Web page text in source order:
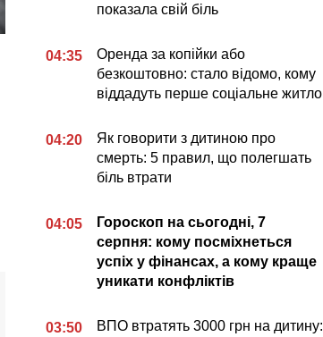
показала свій біль
04:35
Оренда за копійки або
безкоштовно: стало відомо, кому
віддадуть перше соціальне житло
04:20
Як говорити з дитиною про
смерть: 5 правил, що полегшать
біль втрати
04:05
Гороскоп на сьогодні, 7
серпня: кому посміхнеться
успіх у фінансах, а кому краще
уникати конфліктів
03:50
ВПО втратять 3000 грн на дитину: